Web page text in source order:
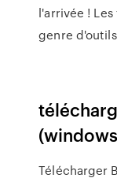
l'arrivée !
genre
Télécharger